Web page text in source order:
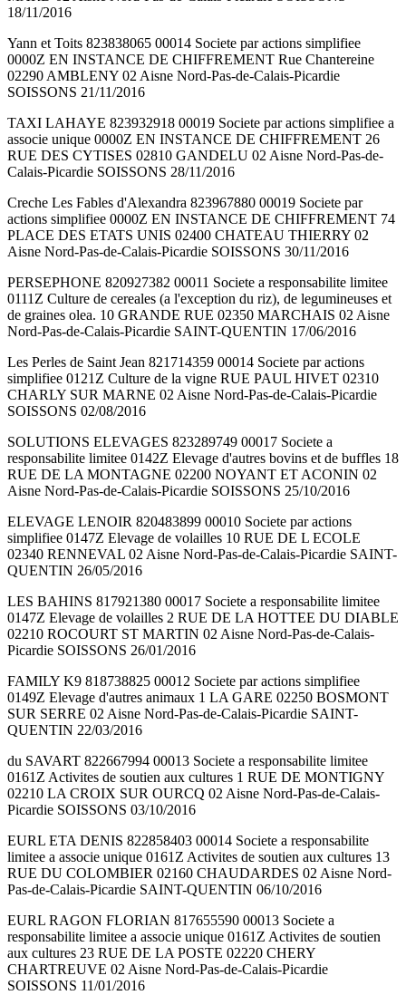
18/11/2016
Yann et Toits 823838065 00014 Societe par actions simplifiee
0000Z EN INSTANCE DE CHIFFREMENT Rue Chantereine
02290 AMBLENY 02 Aisne Nord-Pas-de-Calais-Picardie
SOISSONS 21/11/2016
TAXI LAHAYE 823932918 00019 Societe par actions simplifiee a
associe unique 0000Z EN INSTANCE DE CHIFFREMENT 26
RUE DES CYTISES 02810 GANDELU 02 Aisne Nord-Pas-de-
Calais-Picardie SOISSONS 28/11/2016
Creche Les Fables d'Alexandra 823967880 00019 Societe par
actions simplifiee 0000Z EN INSTANCE DE CHIFFREMENT 74
PLACE DES ETATS UNIS 02400 CHATEAU THIERRY 02
Aisne Nord-Pas-de-Calais-Picardie SOISSONS 30/11/2016
PERSEPHONE 820927382 00011 Societe a responsabilite limitee
0111Z Culture de cereales (a l'exception du riz), de legumineuses et
de graines olea. 10 GRANDE RUE 02350 MARCHAIS 02 Aisne
Nord-Pas-de-Calais-Picardie SAINT-QUENTIN 17/06/2016
Les Perles de Saint Jean 821714359 00014 Societe par actions
simplifiee 0121Z Culture de la vigne RUE PAUL HIVET 02310
CHARLY SUR MARNE 02 Aisne Nord-Pas-de-Calais-Picardie
SOISSONS 02/08/2016
SOLUTIONS ELEVAGES 823289749 00017 Societe a
responsabilite limitee 0142Z Elevage d'autres bovins et de buffles 18
RUE DE LA MONTAGNE 02200 NOYANT ET ACONIN 02
Aisne Nord-Pas-de-Calais-Picardie SOISSONS 25/10/2016
ELEVAGE LENOIR 820483899 00010 Societe par actions
simplifiee 0147Z Elevage de volailles 10 RUE DE L ECOLE
02340 RENNEVAL 02 Aisne Nord-Pas-de-Calais-Picardie SAINT-
QUENTIN 26/05/2016
LES BAHINS 817921380 00017 Societe a responsabilite limitee
0147Z Elevage de volailles 2 RUE DE LA HOTTEE DU DIABLE
02210 ROCOURT ST MARTIN 02 Aisne Nord-Pas-de-Calais-
Picardie SOISSONS 26/01/2016
FAMILY K9 818738825 00012 Societe par actions simplifiee
0149Z Elevage d'autres animaux 1 LA GARE 02250 BOSMONT
SUR SERRE 02 Aisne Nord-Pas-de-Calais-Picardie SAINT-
QUENTIN 22/03/2016
du SAVART 822667994 00013 Societe a responsabilite limitee
0161Z Activites de soutien aux cultures 1 RUE DE MONTIGNY
02210 LA CROIX SUR OURCQ 02 Aisne Nord-Pas-de-Calais-
Picardie SOISSONS 03/10/2016
EURL ETA DENIS 822858403 00014 Societe a responsabilite
limitee a associe unique 0161Z Activites de soutien aux cultures 13
RUE DU COLOMBIER 02160 CHAUDARDES 02 Aisne Nord-
Pas-de-Calais-Picardie SAINT-QUENTIN 06/10/2016
EURL RAGON FLORIAN 817655590 00013 Societe a
responsabilite limitee a associe unique 0161Z Activites de soutien
aux cultures 23 RUE DE LA POSTE 02220 CHERY
CHARTREUVE 02 Aisne Nord-Pas-de-Calais-Picardie
SOISSONS 11/01/2016